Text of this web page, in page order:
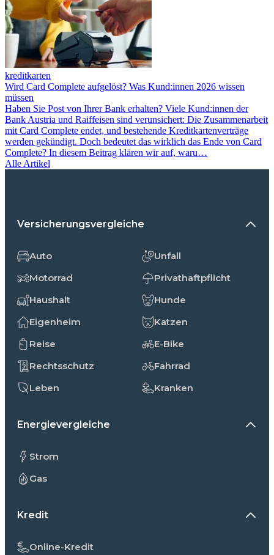
kreditkarten
Wird Card Complete aufgelöst? Was Kund:innen 2026 wissen
müssen
Haben Sie Post von Ihrer Bank erhalten? Viele Kund:innen der
Bank Austria und Raiffeisen sind verunsichert: Die Zusammenarbeit
mit Card Complete endet, und bestehende Kreditkartenverträge
werden gekündigt. Doch bedeutet das wirklich das Ende von Card
Complete? In diesem Beitrag klären wir auf, waru…
Alle Artikel
Versicherungsvergleiche
Auto
Motorrad
Haushalt
Eigenheim
Reise
Rechtsschutz
Leben
Unfall
Privathaftpflicht
Hunde
Katzen
E-Bike
Fahrrad
Kranken
Energievergleiche
Strom
Gas
Kredit
Online-Kredit